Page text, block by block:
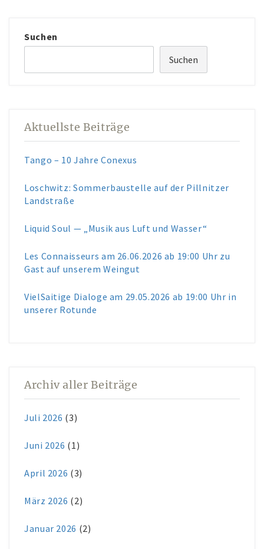
KUNST IM WEINGUT
Suchen
Suchen
Aktuellste Beiträge
Tango – 10 Jahre Conexus
Loschwitz: Sommerbaustelle auf der Pillnitzer
Landstraße
Liquid Soul — „Musik aus Luft und Wasser“
Les Connaisseurs am 26.06.2026 ab 19:00 Uhr zu
Gast auf unserem Weingut
VielSaitige Dialoge am 29.05.2026 ab 19:00 Uhr in
unserer Rotunde
Archiv aller Beiträge
Juli 2026 (3)
Juni 2026 (1)
April 2026 (3)
März 2026 (2)
Januar 2026 (2)